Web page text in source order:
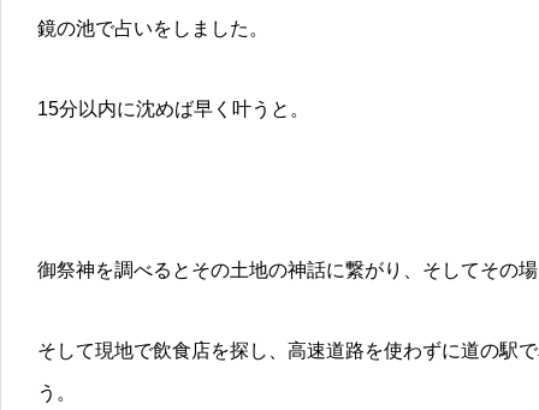
鏡の池で占いをしました。
15分以内に沈めば早く叶うと。
御祭神を調べるとその土地の神話に繋がり、そしてその
そして現地で飲食店を探し、高速道路を使わずに道の駅
う。